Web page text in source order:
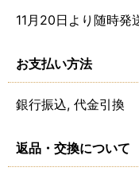
11月20日より随時発
お支払い方法
銀行振込, 代金引換
返品・交換について